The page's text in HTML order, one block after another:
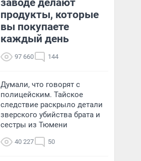
заводе делают
продукты, которые
вы покупаете
каждый день
97 660 144
Думали, что говорят с
полицейским. Тайское
следствие раскрыло детали
зверского убийства брата и
сестры из Тюмени
40 227 50